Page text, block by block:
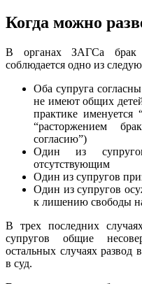
Когда можно
В органах ЗАГСа брак
соблюдается одно из
Оба супруга
не имеют общих
практике именуется
“расторжением
согласию”)
Один из
отсутствующим
Один из супругов
Один из супругов
к лишению свободы
В трех последних
супругов общие
остальных случаях развод
в суд.